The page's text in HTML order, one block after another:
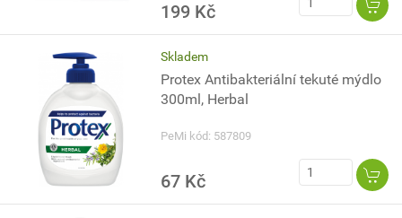
199 Kč
Skladem
Protex Antibakteriální tekuté mýdlo
300ml, Herbal
PeMi kód: 587809
67 Kč